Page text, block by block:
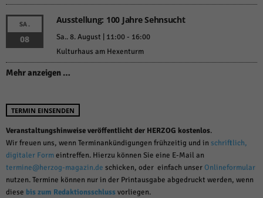
SA.
08
Ausstellung: 100 Jahre Sehnsucht
Sa.. 8. August | 11:00- 16:00
Kulturhaus am Hexenturm
Mehr anzeigen …
TERMIN EINSENDEN
Veranstaltungshinweise veröffentlicht der HERZOG kostenlos.
Wir freuen uns, wenn Terminankündigungen frühzeitig und in schriftlich,
digitaler Formeintreffen. Hierzu können Sie eine E-Mail an
termine@herzog-magazin.de schicken, oder einfach unserOnlineformular
nutzen. Termine können nur in der Printausgabe abgedruckt werden, wenn
diese bis zum Redaktionsschlussvorliegen.